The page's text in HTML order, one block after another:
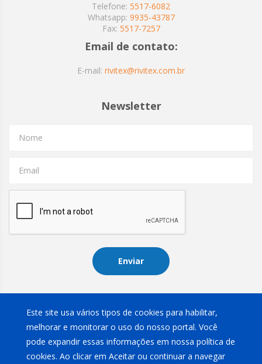
Este site usa vários tipos de cookies para habilitar,
melhorar e monitorar o uso do nosso portal. Você
pode expandir essas informações em nossa política de
cookies. Ao clicar em Aceitar ou continuar a navegar
Telefone: 5517-6082
Whatsapp: 9935-43787
Fax: 5517-7257
Email de contato:
E-mail: rivitex@rivitex.com.br
Newsletter
Nome
Email
Enviar